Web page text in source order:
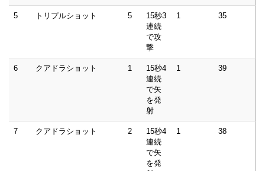
5 トリプルショット 5
15秒3
連続
で攻
撃
1 35
6 クアドラショット 1
15秒4
連続
で矢
を発
射
1 39
7 クアドラショット 2
15秒4
連続
で矢
を発
1 38